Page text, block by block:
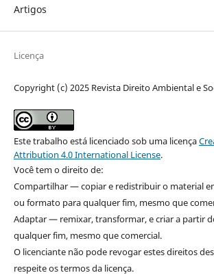
Artigos
Licença
Copyright (c) 2025 Revista Direito Ambiental e
Este trabalho está licenciado sob uma licença
Attribution 4.0 International License.
Você tem o direito de:
Compartilhar — copiar e redistribuir o material
ou formato para qualquer fim, mesmo que
Adaptar — remixar, transformar, e criar a partir
qualquer fim, mesmo que comercial.
O licenciante não pode revogar estes direitos
respeite os termos da licença.